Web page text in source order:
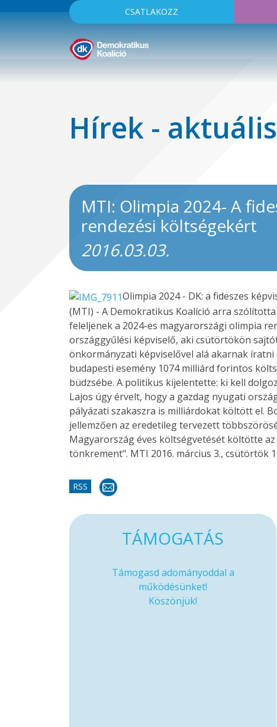
CSATLAKOZZ
Hírek - aktuális
MTI: Olimpia 2024- A
rendezési költségekért
2016.03.03.
Olimpia 2024 - DK: a fideszes
(MTI) - A Demokratikus Koalíció arra
feleljenek a 2024-es magyarországi olimpia
országgyűlési képviselő, aki csütörtökön
önkormányzati képviselővel alá akarnak
budapesti esemény 1074 milliárd forintos
büdzsébe. A politikus kijelentette: ki kell
Lajos úgy érvelt, hogy a gazdag nyugati
pályázati szakaszra is milliárdokat költött el.
jellemzően az eredetileg tervezett
Magyarország éves költségvetését költötte
tönkrement". MTI 2016. március 3., csütörtök
RSS
TÁMOGATÁS
Támogasd adományoddal a
működésünket!
Köszönjük!